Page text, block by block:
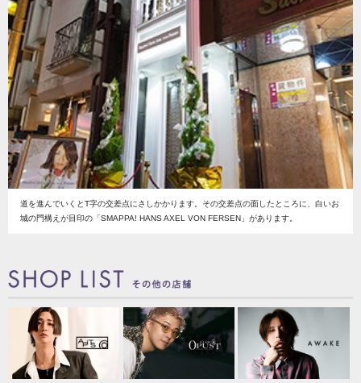
道を進んでいくとT字の交差点にさしかかります。その交差点の面したところに、白いお
城の門構えが目印の「SMAPPA! HANS AXEL VON FERSEN」があります。